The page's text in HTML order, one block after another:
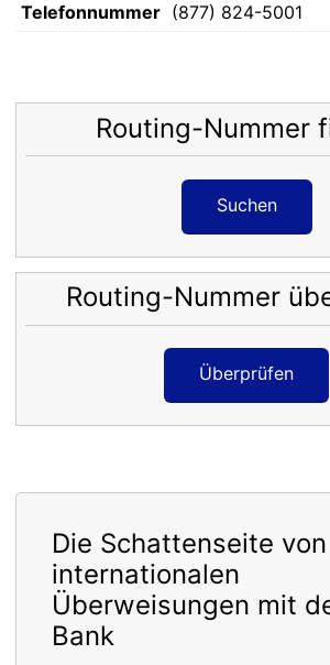
Telefonnummer (877) 824-5001
Routing-Nummer
Suchen
Routing-Nummer
Überprüfen
Die Schattenseite von
internationalen
Überweisungen mit
Bank